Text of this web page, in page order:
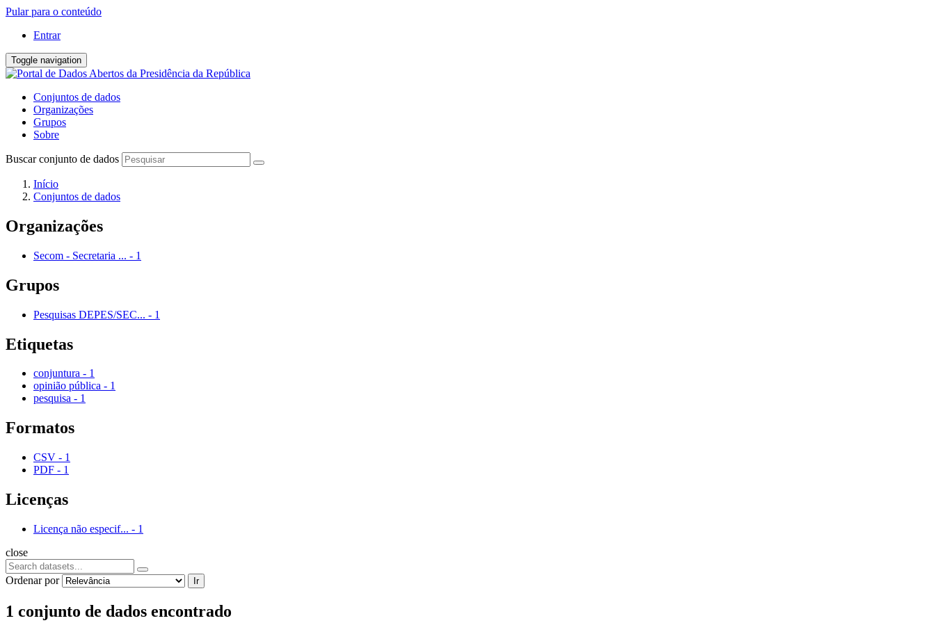
Pular para o conteúdo
Entrar
Toggle navigation
Conjuntos de dados
Organizações
Grupos
Sobre
Buscar conjunto de dados
Início
Conjuntos de dados
Organizações
Secom - Secretaria ... - 1
Grupos
Pesquisas DEPES/SEC... - 1
Etiquetas
conjuntura - 1
opinião pública - 1
pesquisa - 1
Formatos
CSV - 1
PDF - 1
Licenças
Licença não especif... - 1
close
Ordenar por Ir
1 conjunto de dados encontrado